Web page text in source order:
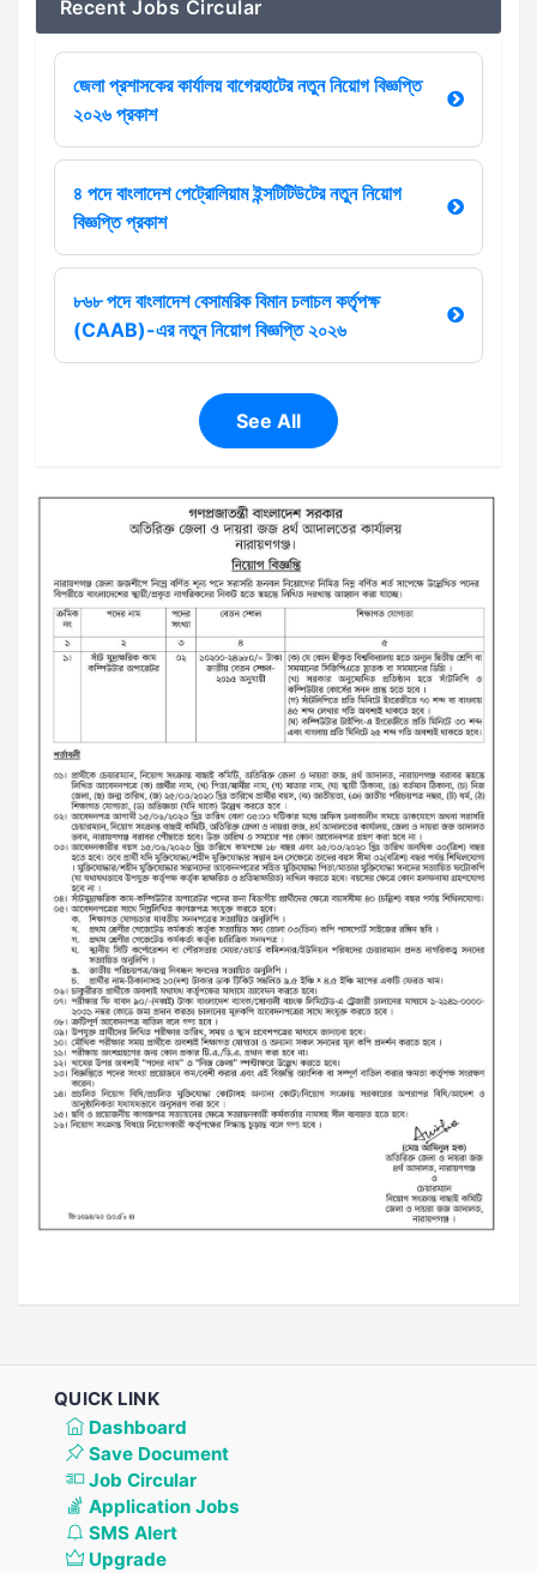
Recent Jobs Circular
জেলা প্রশাসকের কার্যালয় বাগেরহাটের নতুন নিয়োগ বিজ্ঞপ্তি
২০২৬ প্রকাশ
৪ পদে বাংলাদেশ পেট্রোলিয়াম ইন্সটিটিউটের নতুন নিয়োগ
বিজ্ঞপ্তি প্রকাশ
৮৬৮ পদে বাংলাদেশ বেসামরিক বিমান চলাচল কর্তৃপক্ষ
(CAAB)-এর নতুন নিয়োগ বিজ্ঞপ্তি ২০২৬
See All
QUICK LINK
Dashboard
Save Document
Job Circular
Application Jobs
SMS Alert
Upgrade